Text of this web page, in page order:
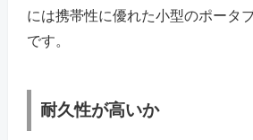
には携帯性に優れた小型のポータ
です。
耐久性が高いか